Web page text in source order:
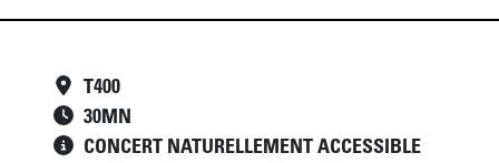
T400
30MN
CONCERT NATURELLEMENT ACCESSIBLE